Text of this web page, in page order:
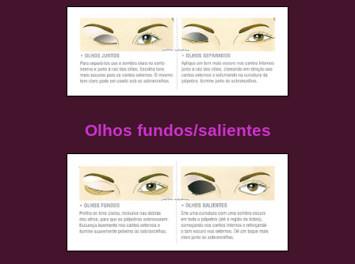
Olhos fundos/salientes